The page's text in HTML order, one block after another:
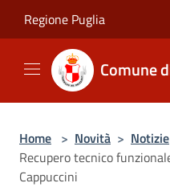
Regione Puglia
Comune
Home > Novità > Notizie
Recupero tecnico
Cappuccini